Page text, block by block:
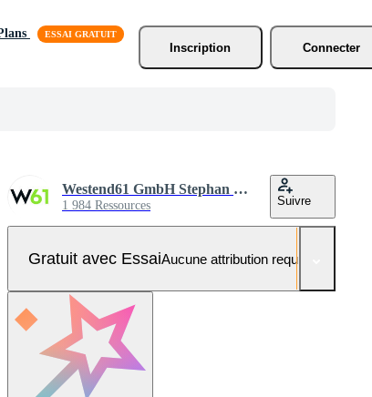
Inscription
Connecter
Westend61 GmbH Stephan Bock
1 984 Ressources Suivre
Gratuit avec EssaiAucune attribution requise